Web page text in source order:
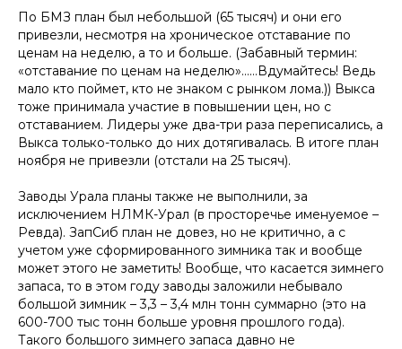
По БМЗ план был небольшой (65 тысяч) и они его
привезли, несмотря на хроническое отставание по
ценам на неделю, а то и больше. (Забавный термин:
«отставание по ценам на неделю»……Вдумайтесь! Ведь
мало кто поймет, кто не знаком с рынком лома.)) Выкса
тоже принимала участие в повышении цен, но с
отставанием. Лидеры уже два-три раза переписались, а
Выкса только-только до них дотягивалась. В итоге план
ноября не привезли (отстали на 25 тысяч).
Заводы Урала планы также не выполнили, за
исключением НЛМК-Урал (в просторечье именуемое –
Ревда). ЗапСиб план не довез, но не критично, а с
учетом уже сформированного зимника так и вообще
может этого не заметить! Вообще, что касается зимнего
запаса, то в этом году заводы заложили небывало
большой зимник – 3,3 – 3,4 млн тонн суммарно (это на
600-700 тыс тонн больше уровня прошлого года).
Такого большого зимнего запаса давно не